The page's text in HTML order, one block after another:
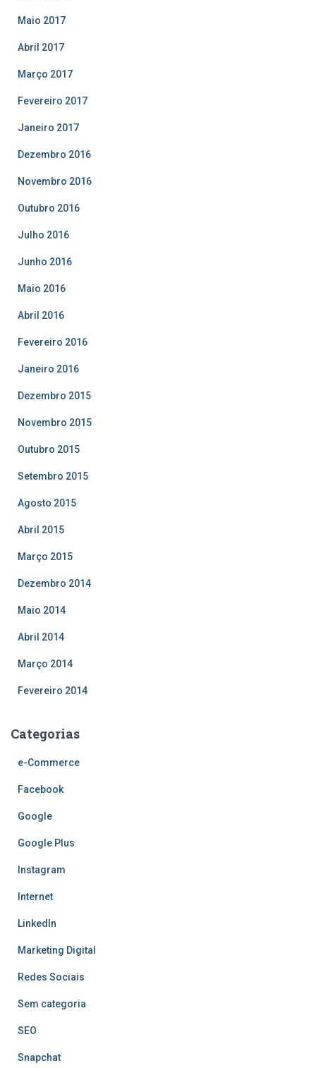
Maio 2017
Abril 2017
Março 2017
Fevereiro 2017
Janeiro 2017
Dezembro 2016
Novembro 2016
Outubro 2016
Julho 2016
Junho 2016
Maio 2016
Abril 2016
Fevereiro 2016
Janeiro 2016
Dezembro 2015
Novembro 2015
Outubro 2015
Setembro 2015
Agosto 2015
Abril 2015
Março 2015
Dezembro 2014
Maio 2014
Abril 2014
Março 2014
Fevereiro 2014
Categorias
e-Commerce
Facebook
Google
Google Plus
Instagram
Internet
LinkedIn
Marketing Digital
Redes Sociais
Sem categoria
SEO
Snapchat